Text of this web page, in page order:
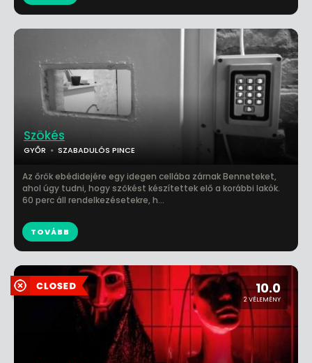
Szökés
GYŐR SZABADULÓS PINCE
Az őrök ebédidejére egy idegen cellába zárnak Benneteket,
ahol úgy tudni, hogy szökést készítettek elő a korábbi lakók.
60 perc áll rendelkezésetekre, h...
TOVÁBB
10.0
2 VÉLEMÉNY